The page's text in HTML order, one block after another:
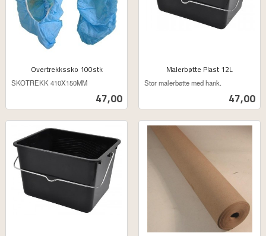
Overtrekkssko 100stk
Pris
47,00
ekskl.
SKOTREKK 410X150MM
Malerbøtte Plast 12L
Pris
47,00
ekskl.
Stor malerbøtte med hank.